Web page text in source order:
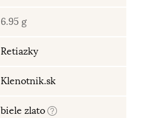
6.95 g
Retiazky
Klenotnik.sk
biele zlato